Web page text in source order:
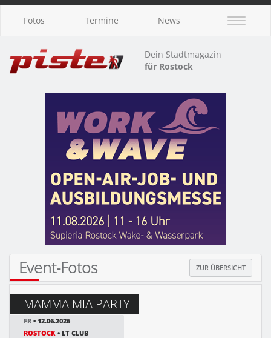
Fotos Termine News
Dein Stadtmagazin
für Rostock
Event-Fotos ZUR ÜBERSICHT
MAMMA MIA PARTY
FR • 12.06.2026
ROSTOCK • LT CLUB